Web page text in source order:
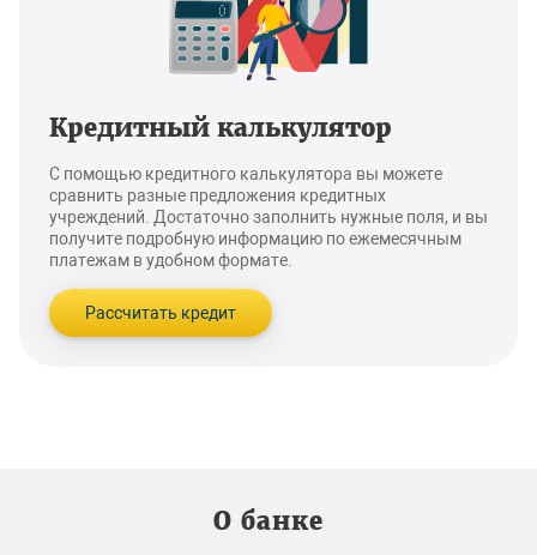
Кредитный калькулятор
С помощью кредитного калькулятора вы можете
сравнить разные предложения кредитных
учреждений. Достаточно заполнить нужные поля, и вы
получите подробную информацию по ежемесячным
платежам в удобном формате.
Рассчитать кредит
О банке